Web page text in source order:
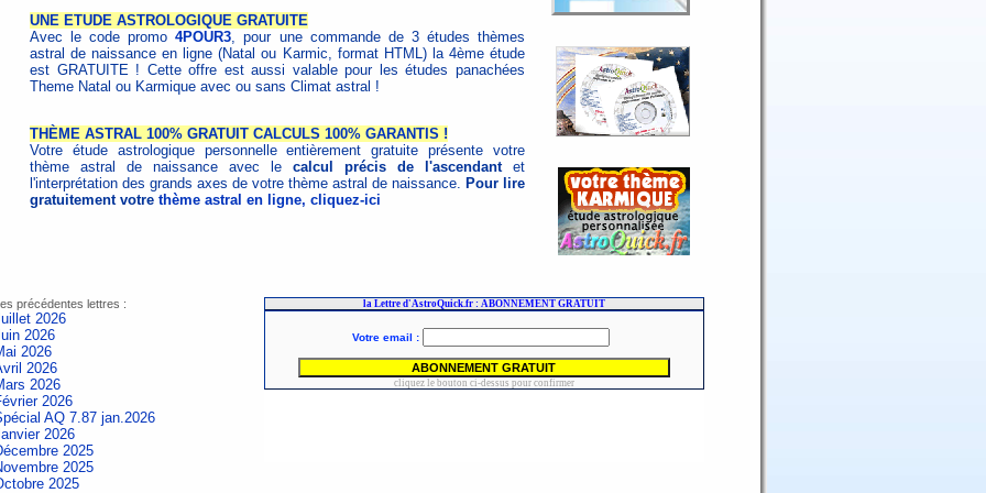
UNE ETUDE ASTROLOGIQUE GRATUITE
Avec le code promo4POUR3, pour une commande de 3 études thèmes
astral de naissance en ligne (Natal ou Karmic, format HTML) la 4ème étude
est GRATUITE ! Cette offre est aussi valable pour les études panachées
Theme Natal ou Karmique avec ou sans Climat astral !
THÈME ASTRAL 100% GRATUIT CALCULS 100% GARANTIS !
Votre étude astrologique personnelle entièrement gratuite présente votre
thème astral de naissance avec le calcul précis de l'ascendantet
l'interprétation des grands axes de votre thème astral de naissance. Pour lire
gratuitement votre thème astral en ligne, cliquez-ici
précédentes lettres :
2026
2026
2026
2026
2026
2026
AQ 7.87 jan.2026
2026
2025
2025
2025